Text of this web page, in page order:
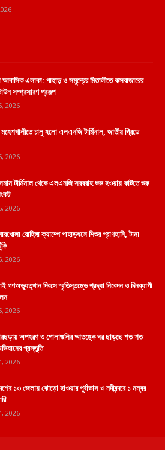
এলাকা: পাহাড় ও সমুদ্রের মিতালীতে কক্সবাজারের
সম্প্রসারণ প্রকল্প
2026
চালু হলো এলএনজি টার্মিনাল, জাতীয় গ্রিডে
2026
টার্মিনাল থেকে এলএনজি সরবরাহ শুরু হওয়ায় কাটতে শুরু
2026
রোহিঙ্গা ক্যাম্পে পাহাড়ধসে শিশুর প্রাণহানি, টানা
2026
গণঅভ্যুত্থান দিবসে স্মৃতিস্তম্ভে শ্রদ্ধা নিবেদন ও দিনব্যাপী
2026
অপহরণ ও গোলাগুলির আতঙ্কে ঘর ছাড়ছে শত শত
প্রস্তুতি
2026
১৩ জেলায় ঝোড়ো হাওয়ার পূর্বাভাস ও নদীবন্দরে ১ নম্বর
2026